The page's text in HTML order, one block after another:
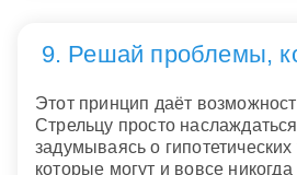
9. Решай проблемы,
Этот принцип даёт
Стрельцу просто
задумываясь о гипотетических
которые могут и вовсе